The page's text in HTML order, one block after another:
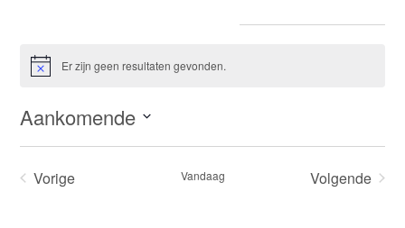
BerichtEr zijn geen resultaten gevonden.
Aankomende
datum.
Vorige
Vandaag
Volgende